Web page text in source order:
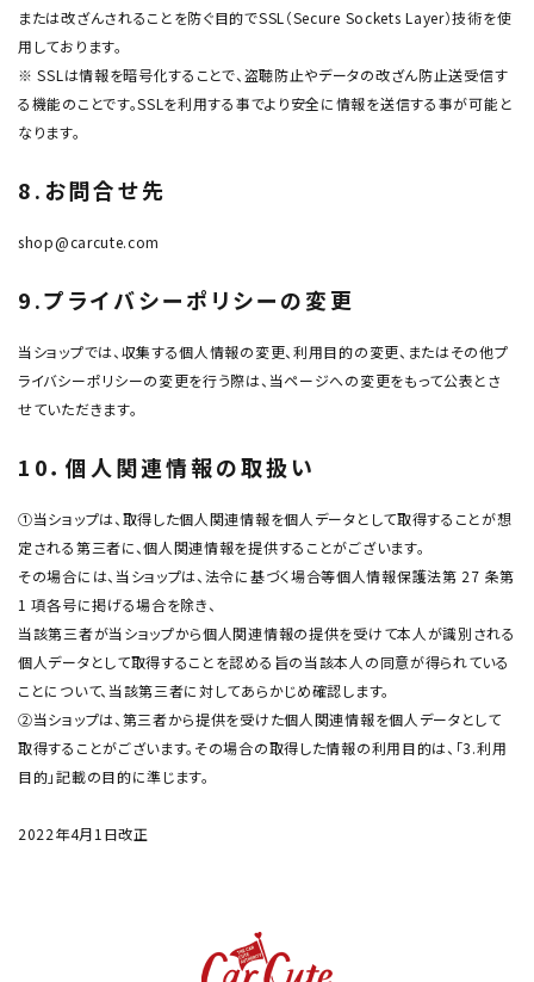
または改ざんされることを防ぐ目的でSSL（Secure Sockets Layer）技術を使
用しております。
※ SSLは情報を暗号化することで、盗聴防止やデータの改ざん防止送受信す
る機能のことです。SSLを利用する事でより安全に情報を送信する事が可能と
なります。
8.お問合せ先
shop@carcute.com
9.プライバシーポリシーの変更
当ショップでは、収集する個人情報の変更、利用目的の変更、またはその他プ
ライバシーポリシーの変更を行う際は、当ページへの変更をもって公表とさ
せていただきます。
10．個人関連情報の取扱い
①当ショップは、取得した個人関連情報を個人データとして取得することが想
定される第三者に、個人関連情報を提供することがございます。
その場合には、当ショップは、法令に基づく場合等個人情報保護法第 27 条第
1 項各号に掲げる場合を除き、
当該第三者が当ショップから個人関連情報の提供を受けて本人が識別される
個人データとして取得することを認める旨の当該本人の同意が得られている
ことについて、当該第三者に対してあらかじめ確認します。
②当ショップは、第三者から提供を受けた個人関連情報を個人データとして
取得することがございます。その場合の取得した情報の利用目的は、「3.利用
目的」記載の目的に準じます。
2022年4月1日改正